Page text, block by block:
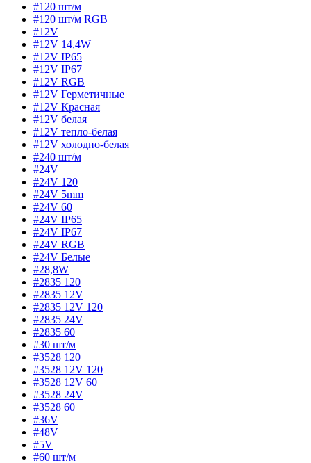
#120 шт/м
#120 шт/м RGB
#12V
#12V 14,4W
#12V IP65
#12V IP67
#12V RGB
#12V Герметичные
#12V Красная
#12V белая
#12V тепло-белая
#12V холодно-белая
#240 шт/м
#24V
#24V 120
#24V 5mm
#24V 60
#24V IP65
#24V IP67
#24V RGB
#24V Белые
#28,8W
#2835 120
#2835 12V
#2835 12V 120
#2835 24V
#2835 60
#30 шт/м
#3528 120
#3528 12V 120
#3528 12V 60
#3528 24V
#3528 60
#36V
#48V
#5V
#60 шт/м